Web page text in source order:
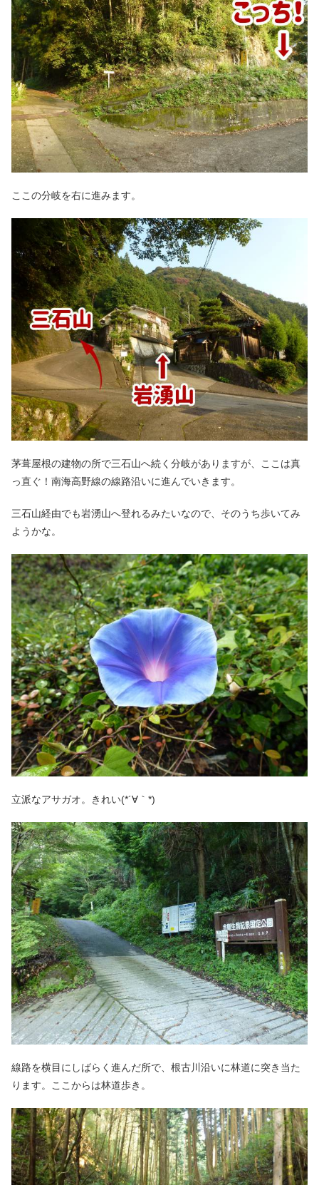
ここの分岐を右に進みます。
茅葺屋根の建物の所で三石山へ続く分岐がありますが、ここは真
っ直ぐ！南海高野線の線路沿いに進んでいきます。
三石山経由でも岩湧山へ登れるみたいなので、そのうち歩いてみ
ようかな。
立派なアサガオ。きれい(*´∀｀*)
線路を横目にしばらく進んだ所で、根古川沿いに林道に突き当た
ります。ここからは林道歩き。